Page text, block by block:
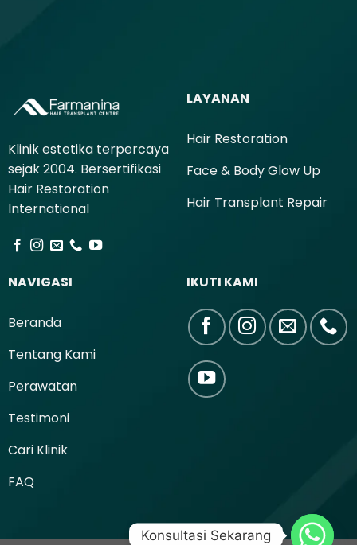
Klinik estetika terpercaya
sejak 2004. Bersertifikasi
Hair Restoration
International
LAYANAN
Hair Restoration
Face & Body Glow Up
Hair Transplant Repair
NAVIGASI
Beranda
Tentang Kami
Perawatan
Testimoni
Cari Klinik
FAQ
IKUTI KAMI
Konsultasi Sekarang